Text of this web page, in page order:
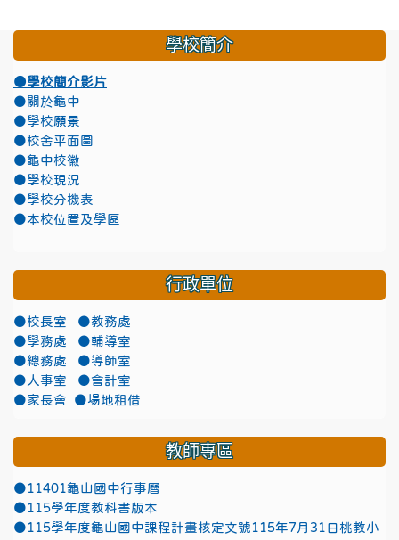
學校簡介
●學校簡介影片
●關於龜中
●學校願景
●校舍平面圖
●龜中校徽
●學校現況
●學校分機表
●本校位置及學區
行政單位
●校長室
●教務處
●學務處
●輔導室
●總務處
●導師室
●人事室
●會計室
●家長會
●場地租借
教師專區
●11401龜山國中行事曆
●115學年度教科書版本
●115學年度龜山國中課程計畫核定文號115年7月31日桃教小